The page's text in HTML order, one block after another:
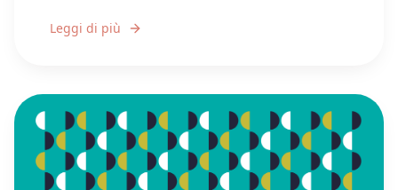
Leggi di più